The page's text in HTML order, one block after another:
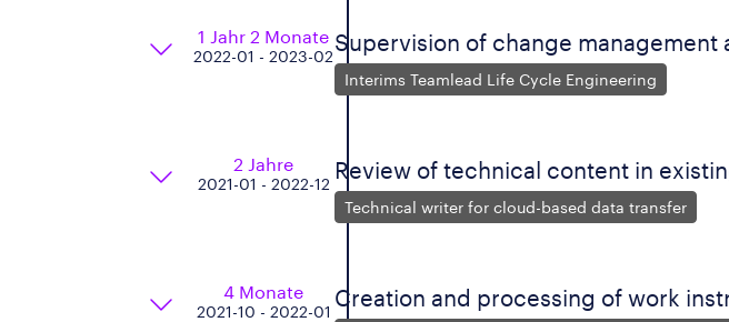
1 Jahr 2 Monate
2022-01 - 2023-02
Supervision of change
Interims Teamlead Life Cycle Engineering
2 Jahre
2021-01 - 2022-12
Review of technical content in
Technical writer for cloud-based data transfer
4 Monate
2021-10 - 2022-01
Creation and processing of work